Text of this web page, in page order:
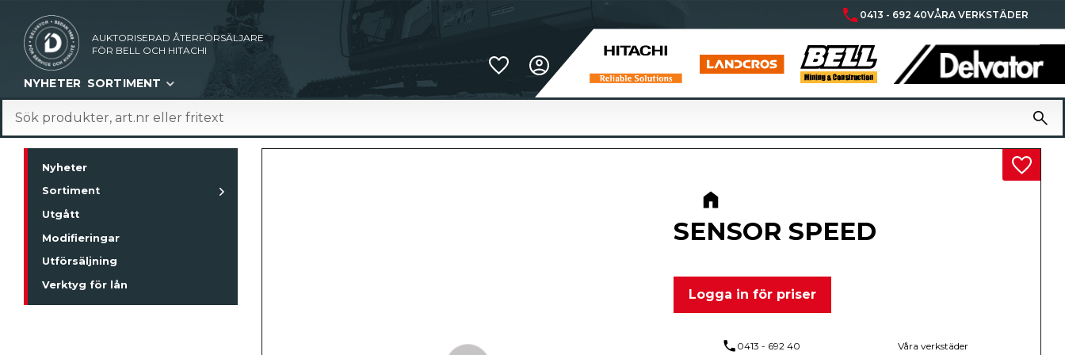
phone 0413 - 692 40VÅRA VERKSTÄDER
AUKTORISERAD ÅTERFÖRSÄLJARE
FÖR BELL OCH HITACHI
Favoriter
NYHETER SORTIMENT
SENSOR SPEED
Logga in för priser
Lägg
phone 0413 - 692 40 Våra verkstäder
Nyheter
Sortiment
Utgått
Modifieringar
Utförsäljning
Verktyg för lån